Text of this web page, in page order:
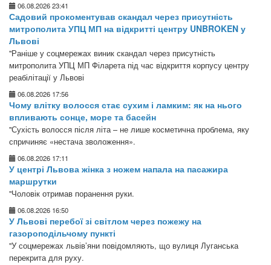
06.08.2026 23:41
Садовий прокоментував скандал через присутність
митрополита УПЦ МП на відкритті центру UNBROKEN у
Львові
"Раніше у соцмережах виник скандал через присутність
митрополита УПЦ МП Філарета під час відкриття корпусу центру
реабілітації у Львові
06.08.2026 17:56
Чому влітку волосся стає сухим і ламким: як на нього
впливають сонце, море та басейн
"Сухість волосся після літа – не лише косметична проблема, яку
спричиняє «нестача зволоження».
06.08.2026 17:11
У центрі Львова жінка з ножем напала на пасажира
маршрутки
"Чоловік отримав поранення руки.
06.08.2026 16:50
У Львові перебої зі світлом через пожежу на
газороподільчому пункті
"У соцмережах львів’яни повідомляють, що вулиця Луганська
перекрита для руху.